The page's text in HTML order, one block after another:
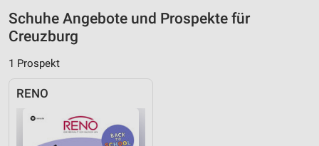
Schuhe Angebote und Prospekte für
Creuzburg
1 Prospekt
RENO